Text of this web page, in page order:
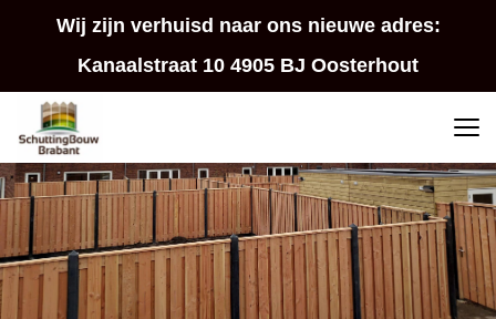
Wij zijn verhuisd naar ons nieuwe adres:
Kanaalstraat 10 4905 BJ Oosterhout